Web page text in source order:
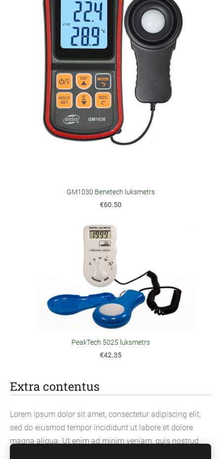
Extra contentus
Lorem ipsum dolor sit amet, consectetur adipiscing elit,
sed do eiusmod tempor incididunt ut labore et dolore
magna aliqua. Ut enim ad minim veniam, quis nostrud
GM1030 Benetech luksmetrs
€60.50
PeakTech 5025 luksmetrs
€42.35